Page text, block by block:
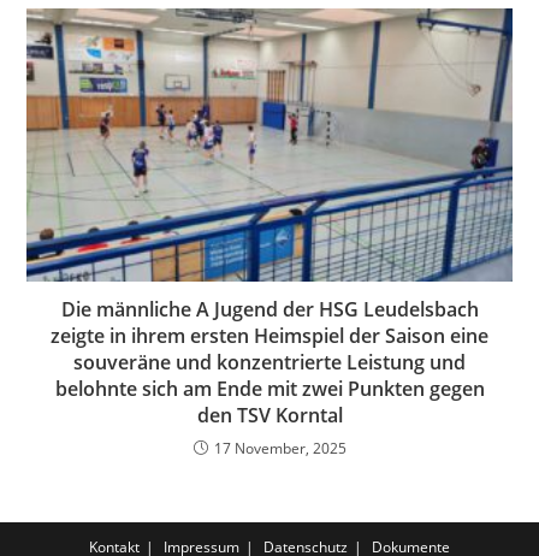
Die männliche A Jugend der HSG Leudelsbach
zeigte in ihrem ersten Heimspiel der Saison eine
souveräne und konzentrierte Leistung und
belohnte sich am Ende mit zwei Punkten gegen
den TSV Korntal
17 November, 2025
Kontakt Impressum Datenschutz Dokumente